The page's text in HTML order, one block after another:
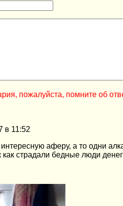
пожалуйста, помните об
в 11:52
аферу, а то одни
как страдали бедные люди